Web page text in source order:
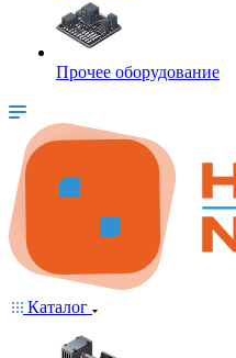
Прочее оборудование
Каталог